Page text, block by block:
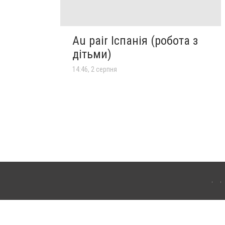
Au pair Іспанія (робота з
дітьми)
14:46, 2 серпня